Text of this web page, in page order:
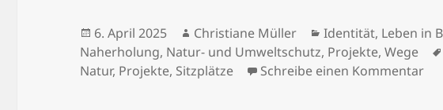
Veröffentlicht
am
6. April 2025 Autor
Christiane Müller Kategorien
Identität, Leben in
Naherholung, Natur- und Umweltschutz, Projekte,Wege
Natur, Projekte, Sitzplätze Schreibe einen Kommentarzu